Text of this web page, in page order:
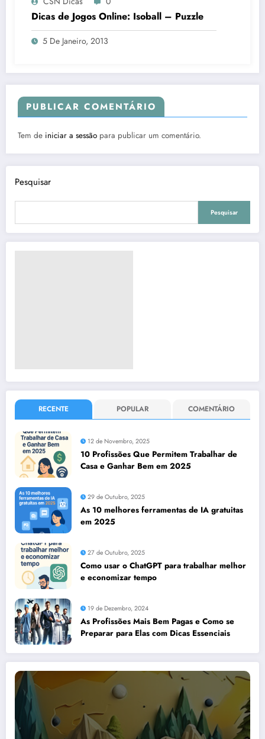
Dicas de Jogos Online: Isoball – Puzzle
5 De Janeiro, 2013
PUBLICAR COMENTÁRIO
Tem de iniciar a sessão para publicar um comentário.
Pesquisar
Pesquisar
RECENTE POPULAR COMENTÁRIO
12 de Novembro, 2025
10 Profissões Que Permitem Trabalhar de
Casa e Ganhar Bem em 2025
29 de Outubro, 2025
As 10 melhores ferramentas de IA gratuitas
em 2025
27 de Outubro, 2025
Como usar o ChatGPT para trabalhar melhor
e economizar tempo
19 de Dezembro, 2024
As Profissões Mais Bem Pagas e Como se
Preparar para Elas com Dicas Essenciais